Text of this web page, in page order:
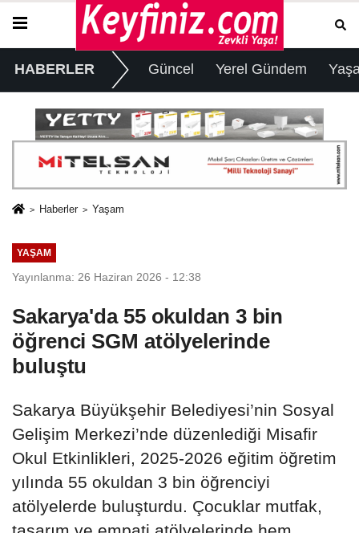
HABERLER Güncel Yerel Gündem
Haberler Yaşam
YAŞAM
Yayınlanma: 26 Haziran 2026 - 12:38
Sakarya'da 55 okuldan 3 bin
öğrenci SGM atölyelerinde
buluştu
Sakarya Büyükşehir Belediyesi’nin Sosyal
Gelişim Merkezi’nde düzenlediği Misafir
Okul Etkinlikleri, 2025-2026 eğitim öğretim
yılında 55 okuldan 3 bin öğrenciyi
atölyelerde buluşturdu. Çocuklar mutfak,